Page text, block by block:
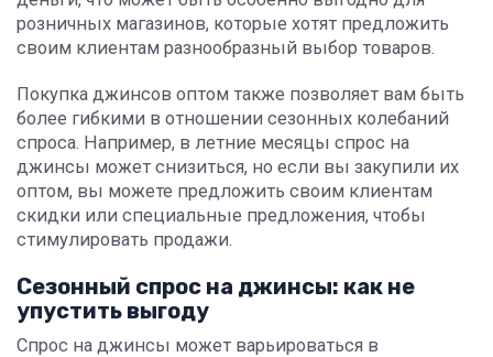
розничных магазинов, которые хотят предложить
своим клиентам разнообразный выбор товаров.
Покупка джинсов оптом также позволяет вам быть
более гибкими в отношении сезонных колебаний
спроса. Например, в летние месяцы спрос на
джинсы может снизиться, но если вы закупили их
оптом, вы можете предложить своим клиентам
скидки или специальные предложения, чтобы
стимулировать продажи.
Сезонный спрос на джинсы: как не
упустить выгоду
Спрос на джинсы может варьироваться в